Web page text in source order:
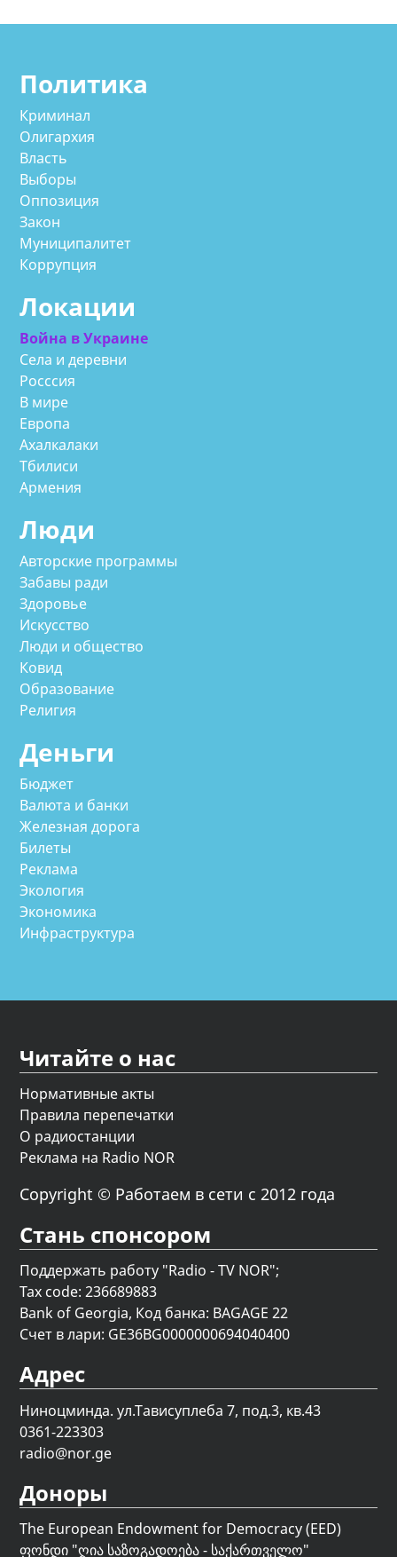
Политика
Криминал
Олигархия
Власть
Выборы
Оппозиция
Закон
Муниципалитет
Коррупция
Локации
Война в Украине
Села и деревни
Росссия
В мире
Европа
Ахалкалаки
Тбилиси
Армения
Люди
Авторские программы
Забавы ради
Здоровье
Искусство
Люди и общество
Ковид
Образование
Религия
Деньги
Бюджет
Валюта и банки
Железная дорога
Билеты
Реклама
Экология
Экономика
Инфраструктура
Читайте о нас
Нормативные акты
Правила перепечатки
О радиостанции
Реклама на Radio NOR
Copyright © Работаем в сети с 2012 года
Стань спонсором
Поддержать работу "Radio - TV NOR";
Tax code: 236689883
Bank of Georgia, Код банка: BAGAGE 22
Счет в лари: GE36BG0000000694040400
Адрес
Ниноцминда. ул.Тависуплеба 7, под.3, кв.43
0361-223303
radio@nor.ge
Доноры
The European Endowment for Democracy (EED)
ფონდი "ღია საზოგადოება - საქართველო"